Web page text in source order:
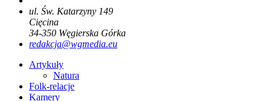
ul. Św. Katarzyny 149
Cięcina
34-350 Węgierska Górka
redakcja@wgmedia.eu
Artykuły
Natura
Folk-relacje
Kamery